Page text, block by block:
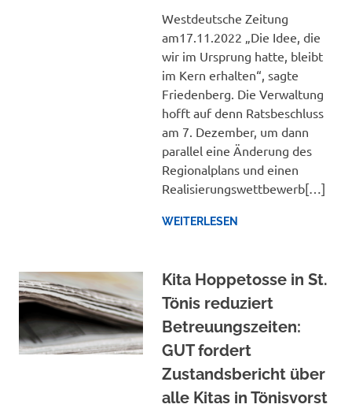
Westdeutsche Zeitung
am17.11.2022 „Die Idee, die
wir im Ursprung hatte, bleibt
im Kern erhalten“, sagte
Friedenberg. Die Verwaltung
hofft auf denn Ratsbeschluss
am 7. Dezember, um dann
parallel eine Änderung des
Regionalplans und einen
Realisierungswettbewerb[…]
WEITERLESEN
Kita Hoppetosse in St.
Tönis reduziert
Betreuungszeiten:
GUT fordert
Zustandsbericht über
alle Kitas in Tönisvorst